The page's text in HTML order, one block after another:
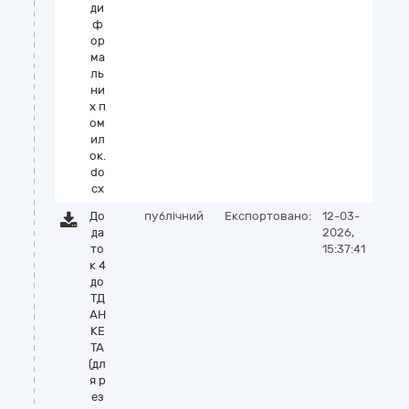
ди
ф
ор
ма
ль
ни
х п
ом
ил
ок.
do
cx
До
да
то
к 4
до
ТД
АН
КЕ
ТА
(дл
я р
ез
публічний Експортовано:
12-03-
2026,
15:37:41